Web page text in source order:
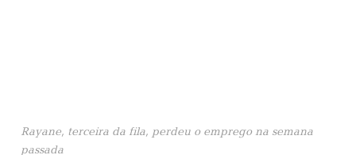
aos moradores participantes da ação. Ele lembrou